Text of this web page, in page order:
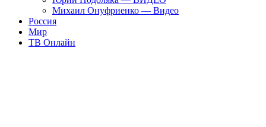
Михаил Онуфриенко — Видео
Россия
Мир
ТВ Онлайн